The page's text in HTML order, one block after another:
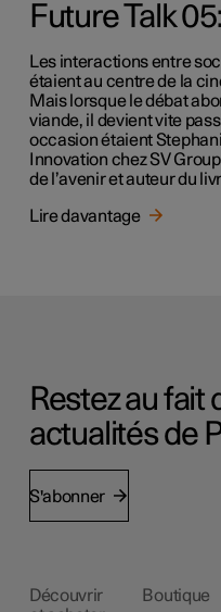
Future Talk
Les interactions entre
étaient au centre de la
Mais lorsque le débat
viande, il devient vite
occasion étaient
Innovation chez SV
de l’avenir et auteur du
Lire davantage
Restez au fait
actualités de
S'abonner
Découvrir
Boutique